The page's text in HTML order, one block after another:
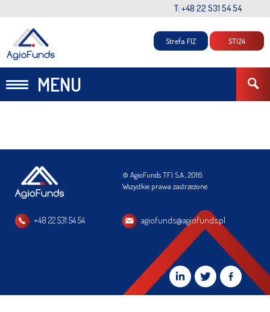
T: +48 22 531 54 54
MENU
Strefa FIZ STI24
© AgioFunds TFI S.A., 2016.
Wszystkie prawa zastrzeżone.
+48 22 531 54 54 agiofunds@agiofunds.pl